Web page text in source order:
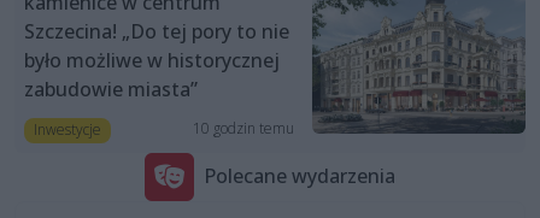
Szczecina! „Do tej pory to nie
było możliwe w historycznej
zabudowie miasta”
Inwestycje 10 godzin temu
Polecane wydarzenia